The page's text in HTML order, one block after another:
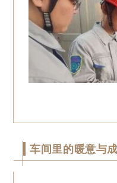
车间里的暖意与